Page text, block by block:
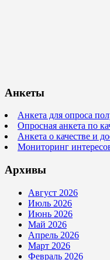
Анкеты
Анкета для опроса
Опросная анкета по
Анкета о качестве и
Мониторинг
Архивы
Август 2026
Июль 2026
Июнь 2026
Май 2026
Апрель 2026
Март 2026
Февраль 2026